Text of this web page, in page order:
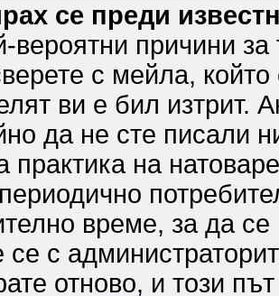
се преди
вероятни причини
с мейла,
ви е бил изтрит.
да не сте писали
практика на
време, за да
се с
отново, и този